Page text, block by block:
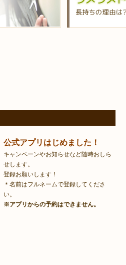
公式アプリはじめました！
キャンペーンやお知らせなど随時おしら
せします。
登録お願いします！
＊名前はフルネームで登録してくださ
い。
※アプリからの予約はできません。